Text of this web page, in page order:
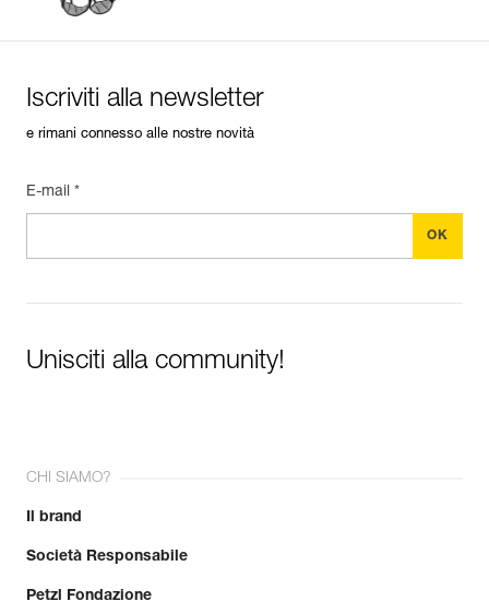
Iscriviti alla newsletter
e rimani connesso alle nostre novità
E-mail *
Unisciti alla community!
CHI SIAMO?
Il brand
Società Responsabile
Petzl Fondazione